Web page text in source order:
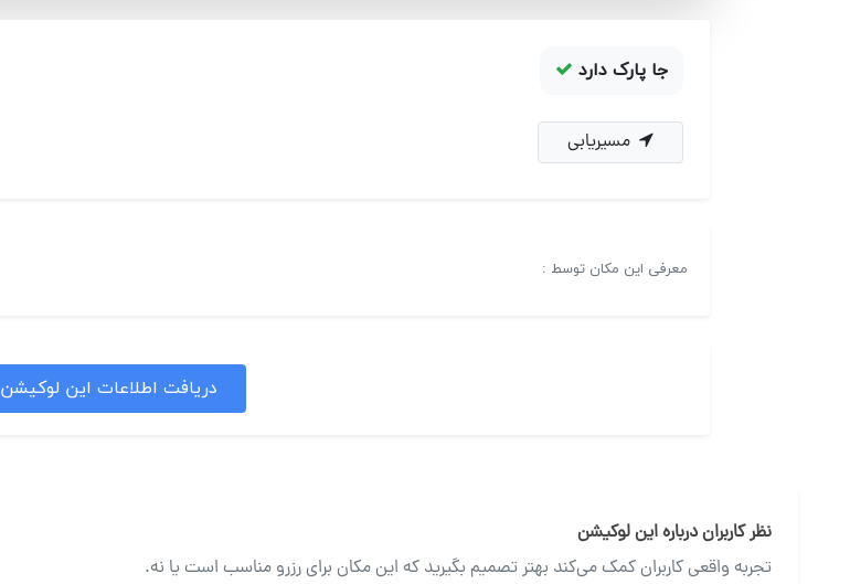
جا پارک دارد
مسیریابی
معرفی این مکان توسط :
دریافت اطلاعات این لوکیشن
نظر کاربران درباره این لوکیشن
تجربه واقعی کاربران کمک می‌کند بهتر تصمیم بگیرید که این مکان برای رزرو مناسب است یا نه.